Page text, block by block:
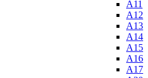
A11
A12
A13
A14
A15
A16
A17